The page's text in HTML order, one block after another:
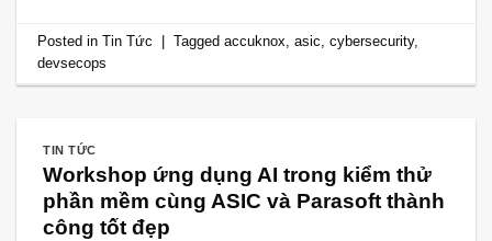
Posted inTin Tức Taggedaccuknox,asic,cybersecurity,
devsecops
TIN TỨC
Workshop ứng dụng AI trong kiểm thử
phần mềm cùng ASIC và Parasoft thành
công tốt đẹp